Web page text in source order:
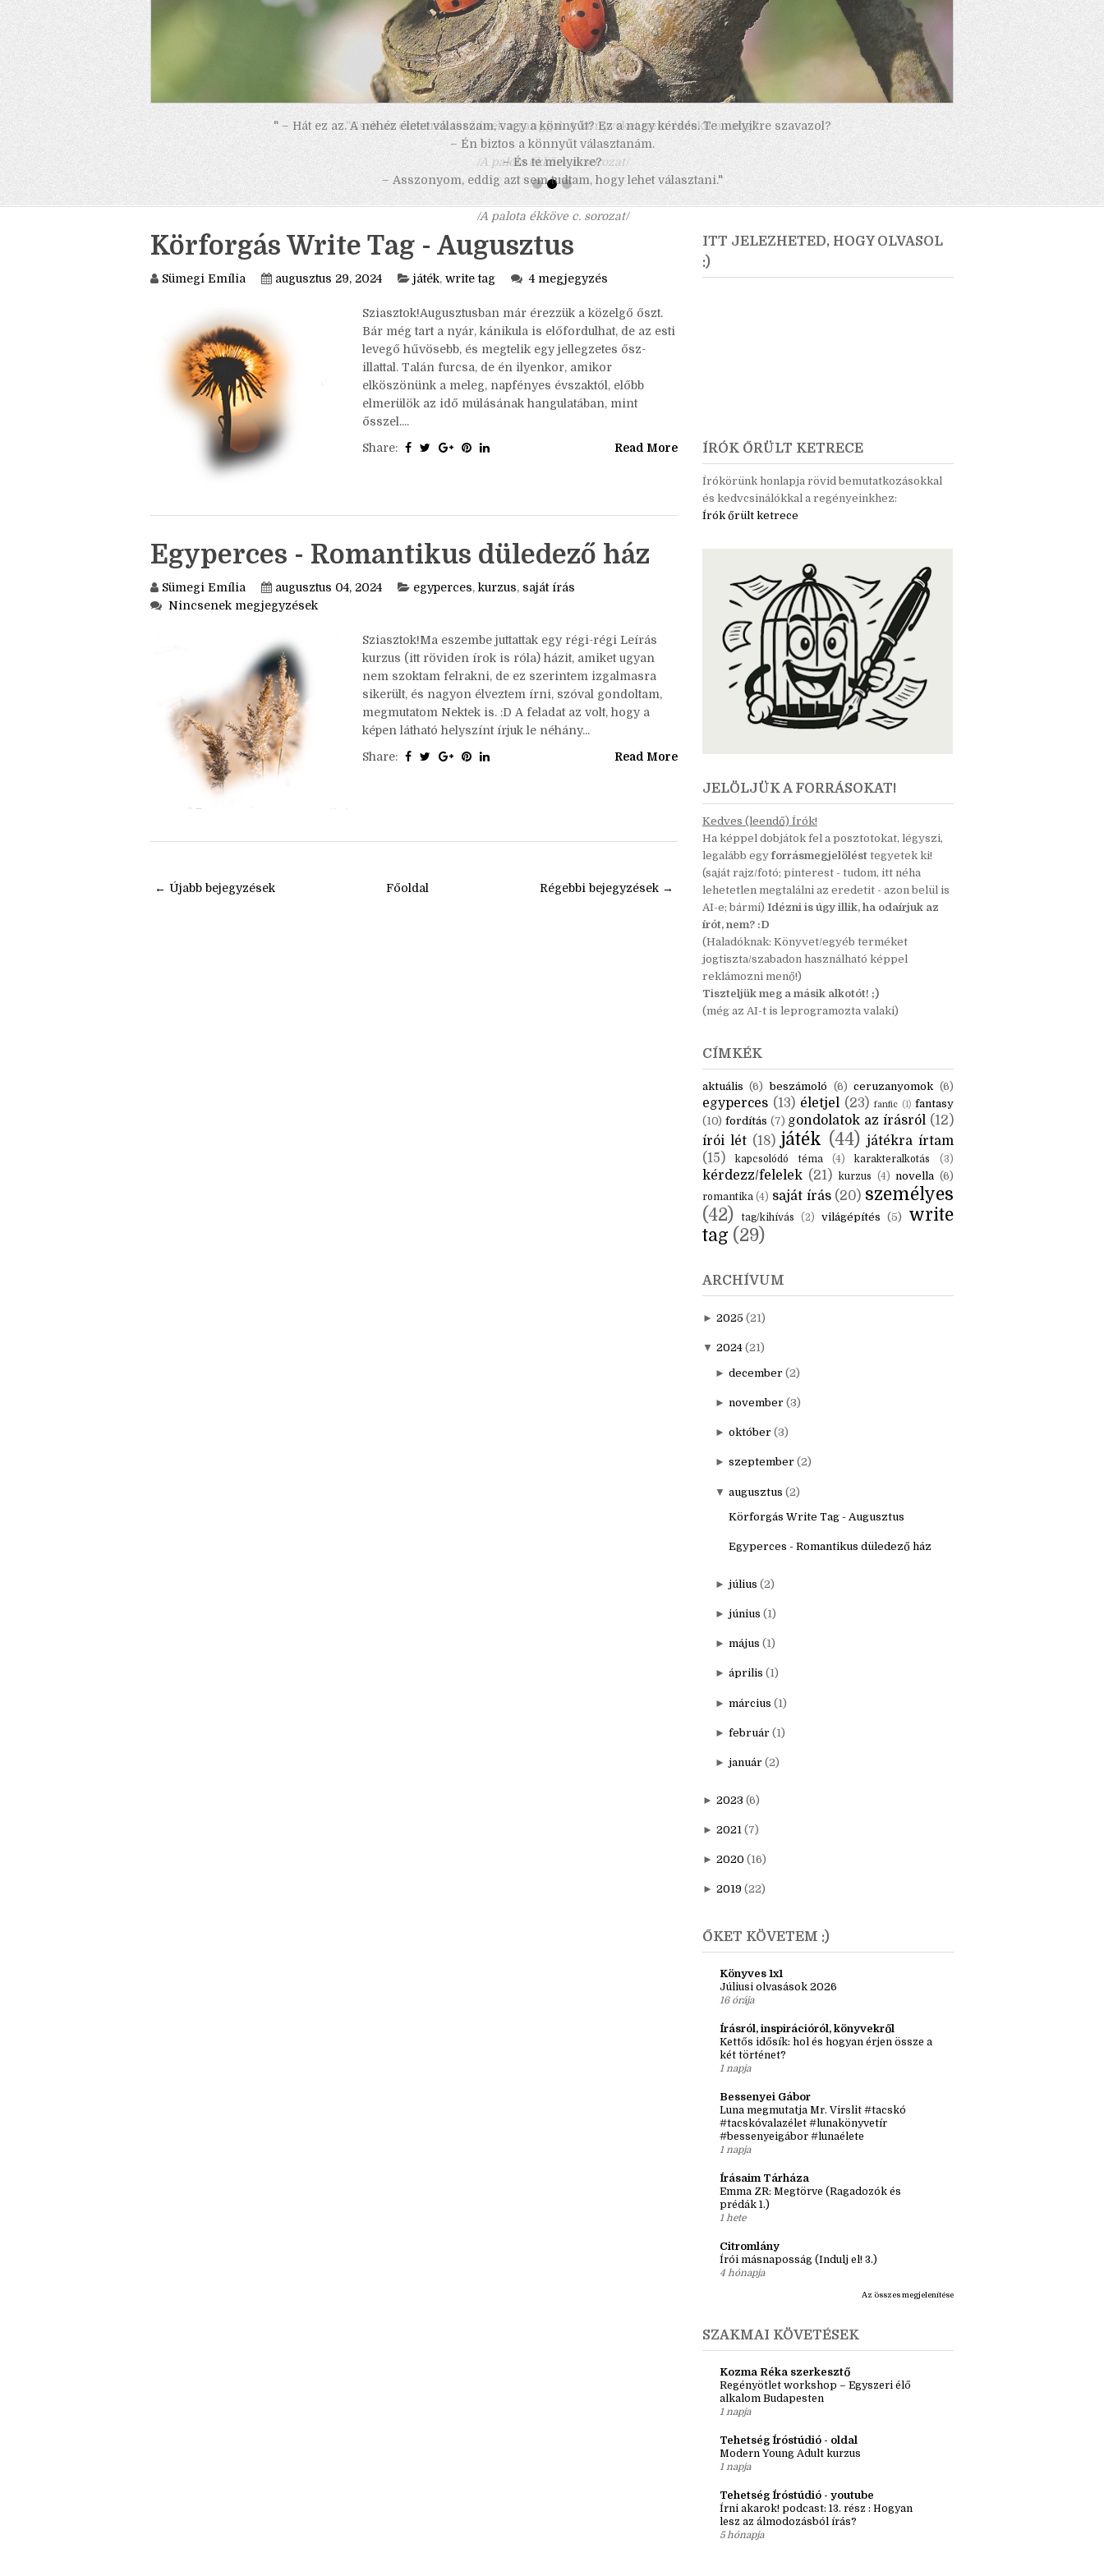
" – Hát ez az. A nehéz életet válasszam, vagy a könnyűt? Ez a nagy kérdés. Te melyikre szavazol?
– Én biztos a könnyűt választanám.
– És te melyikre?
– Asszonyom, eddig azt sem tudtam, hogy lehet választani."
/A palota ékköve c. sorozat/
Körforgás Write Tag - Augusztus
Sümegi Emília augusztus 29, 2024 játék, write tag 4 megjegyzés
Sziasztok!Augusztusban már érezzük a közelgő őszt.
Bár még tart a nyár, kánikula is előfordulhat, de az esti
levegő hűvösebb, és megtelik egy jellegzetes ősz-
illattal. Talán furcsa, de én ilyenkor, amikor
elköszönünk a meleg, napfényes évszaktól, előbb
Egyperces - Romantikus düledező ház
augusztus 04, 2024 egyperces,kurzus,saját írás
Nincsenek megjegyzések
Sziasztok!Ma eszembe juttattak egy régi-régi Leírás
kurzus (itt röviden írok is róla) házit, amiket ugyan
nem szoktam felrakni, de ez szerintem izgalmasra
sikerült, és nagyon élveztem írni, szóval gondoltam,
megmutatom Nektek is. :D A feladat az volt, hogy a
ÍRÓK ŐRÜLT KETRECE
JELÖLJÜK A FORRÁSOKAT!
Kedves (leendő) Írók!
Ha képpel dobjátok fel a posztotokat, légyszi,
legalább egyforrásmegjelölésttegyetek ki!
(saját rajz/fotó; pinterest - tudom, itt néha
lehetetlen megtalálni az eredetit - azon belül is
AI-e; bármi)Idézni is úgy illik, ha odaírjuk az
írót, nem? :D
(Haladóknak: Könyvet/egyéb terméket
jogtiszta/szabadon használható képpel
Tiszteljük meg a másik alkotót! ;)
CÍMKÉK
aktuális (6) beszámoló (6) ceruzanyomok (6)
egyperces (13) életjel (23) fanfic (1) fantasy
(10) fordítás (7) gondolatok az írásról (12)
írói lét
(18) játék (44) játékra írtam
(15)
kapcsolódó téma (4) karakteralkotás (3)
kérdezz/felelek
tag/kihívás
tag (29)
2025 (21)
2024 (21)
► december (2)
► november (3)
► október (3)
►szeptember (2)
▼augusztus (2)
► július (2)
► június (1)
► május (1)
► április (1)
► március (1)
► 2023 (6)
► 2021 (7)
►2019 (22)
ŐKET KÖVETEM :)
Könyves 1x1
Júliusi olvasások 2026
16 órája
Kettős idősík: hol és hogyan érjen össze a
két történet?
1 napja
Bessenyei Gábor
#tacskóvalazélet #lunakönyvetír
#bessenyeigábor #lunaélete
1 napja
Emma ZR: Megtörve (Ragadozók és
prédák 1.)
1 hete
4 hónapja
Az összes megjelenítése
SZAKMAI KÖVETÉSEK
Regényötlet workshop – Egyszeri élő
alkalom Budapesten
1 napja
Tehetség Íróstúdió - oldal
Modern Young Adult kurzus
1 napja